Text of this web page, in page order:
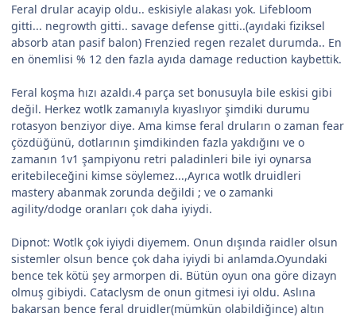
Feral drular acayip oldu.. eskisiyle alakası yok. Lifebloom
gitti... negrowth gitti.. savage defense gitti..(ayıdaki fiziksel
absorb atan pasif balon) Frenzied regen rezalet durumda.. En
en önemlisi % 12 den fazla ayıda damage reduction kaybettik.
Feral koşma hızı azaldı.4 parça set bonusuyla bile eskisi gibi
değil. Herkez wotlk zamanıyla kıyaslıyor şimdiki durumu
rotasyon benziyor diye. Ama kimse feral druların o zaman fear
çözdüğünü, dotlarının şimdikinden fazla yakdığını ve o
zamanın 1v1 şampiyonu retri paladinleri bile iyi oynarsa
eritebileceğini kimse söylemez...,Ayrıca wotlk druidleri
mastery abanmak zorunda değildi ; ve o zamanki
agility/dodge oranları çok daha iyiydi.
Dipnot: Wotlk çok iyiydi diyemem. Onun dışında raidler olsun
sistemler olsun bence çok daha iyiydi bi anlamda.Oyundaki
bence tek kötü şey armorpen di. Bütün oyun ona göre dizayn
olmuş gibiydi. Cataclysm de onun gitmesi iyi oldu. Aslına
bakarsan bence feral druidler(mümkün olabildiğince) altın